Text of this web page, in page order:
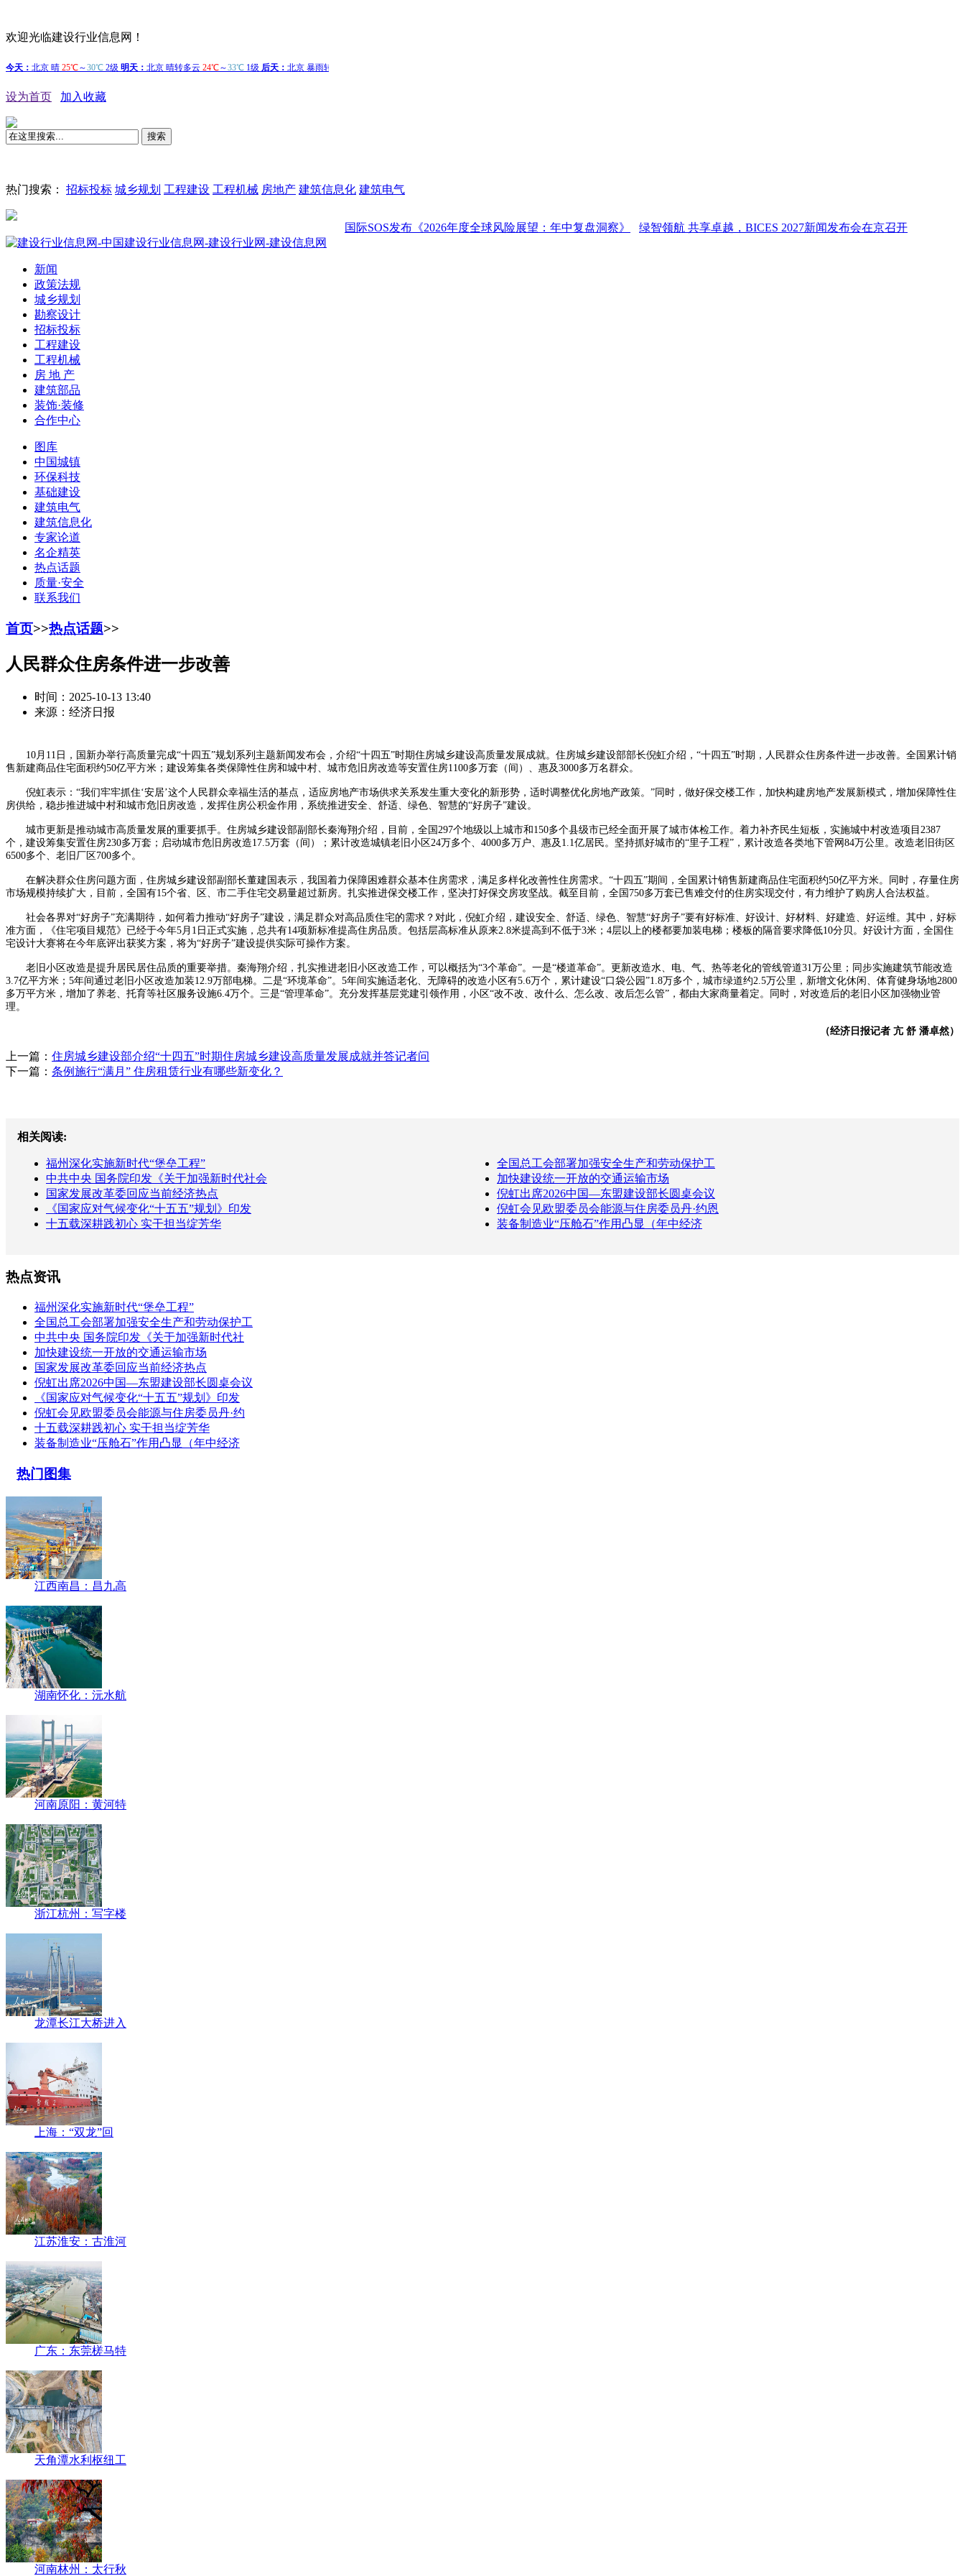
欢迎光临建设行业信息网！
设为首页 加入收藏
搜索
热门搜索： 招标投标 城乡规划 工程建设 工程机械 房地产 建筑信息化 建筑电气
国际SOS发布《2026年度全球风险展望：年中复盘洞察》 绿智领航 共享卓越，BICES 2027新闻发布会在京召开
新闻
政策法规
城乡规划
勘察设计
招标投标
工程建设
工程机械
房 地 产
建筑部品
装饰·装修
合作中心
图库
中国城镇
环保科技
基础建设
建筑电气
建筑信息化
专家论道
名企精英
热点话题
质量·安全
联系我们
首页>>热点话题>>
人民群众住房条件进一步改善
时间：2025-10-13 13:40
来源：经济日报
10月11日，国新办举行高质量完成“十四五”规划系列主题新闻发布会，介绍“十四五”时期住房城乡建设高质量发展成就。住房城乡建设部部长倪虹介绍，“十四五”时期，人民群众住房条件进一步改善。全国累计销
售新建商品住宅面积约50亿平方米；建设筹集各类保障性住房和城中村、城市危旧房改造等安置住房1100多万套（间）、惠及3000多万名群众。
倪虹表示：“我们牢牢抓住‘安居’这个人民群众幸福生活的基点，适应房地产市场供求关系发生重大变化的新形势，适时调整优化房地产政策。”同时，做好保交楼工作，加快构建房地产发展新模式，增加保障性住
房供给，稳步推进城中村和城市危旧房改造，发挥住房公积金作用，系统推进安全、舒适、绿色、智慧的“好房子”建设。
城市更新是推动城市高质量发展的重要抓手。住房城乡建设部副部长秦海翔介绍，目前，全国297个地级以上城市和150多个县级市已经全面开展了城市体检工作。着力补齐民生短板，实施城中村改造项目2387
个，建设筹集安置住房230多万套；启动城市危旧房改造17.5万套（间）；累计改造城镇老旧小区24万多个、4000多万户、惠及1.1亿居民。坚持抓好城市的“里子工程”，累计改造各类地下管网84万公里。改造老旧街区
6500多个、老旧厂区700多个。
在解决群众住房问题方面，住房城乡建设部副部长董建国表示，我国着力保障困难群众基本住房需求，满足多样化改善性住房需求。“十四五”期间，全国累计销售新建商品住宅面积约50亿平方米。同时，存量住房
市场规模持续扩大，目前，全国有15个省、区、市二手住宅交易量超过新房。扎实推进保交楼工作，坚决打好保交房攻坚战。截至目前，全国750多万套已售难交付的住房实现交付，有力维护了购房人合法权益。
社会各界对“好房子”充满期待，如何着力推动“好房子”建设，满足群众对高品质住宅的需求？对此，倪虹介绍，建设安全、舒适、绿色、智慧“好房子”要有好标准、好设计、好材料、好建造、好运维。其中，好标
准方面，《住宅项目规范》已经于今年5月1日正式实施，总共有14项新标准提高住房品质。包括层高标准从原来2.8米提高到不低于3米；4层以上的楼都要加装电梯；楼板的隔音要求降低10分贝。好设计方面，全国住
宅设计大赛将在今年底评出获奖方案，将为“好房子”建设提供实际可操作方案。
老旧小区改造是提升居民居住品质的重要举措。秦海翔介绍，扎实推进老旧小区改造工作，可以概括为“3个革命”。一是“楼道革命”。更新改造水、电、气、热等老化的管线管道31万公里；同步实施建筑节能改造
3.7亿平方米；5年间通过老旧小区改造加装12.9万部电梯。二是“环境革命”。5年间实施适老化、无障碍的改造小区有5.6万个，累计建设“口袋公园”1.8万多个，城市绿道约2.5万公里，新增文化休闲、体育健身场地2800
多万平方米，增加了养老、托育等社区服务设施6.4万个。三是“管理革命”。充分发挥基层党建引领作用，小区“改不改、改什么、怎么改、改后怎么管”，都由大家商量着定。同时，对改造后的老旧小区加强物业管
理。
（经济日报记者 亢 舒 潘卓然）
上一篇： 住房城乡建设部介绍“十四五”时期住房城乡建设高质量发展成就并答记者问
下一篇： 条例施行“满月” 住房租赁行业有哪些新变化？
相关阅读:
福州深化实施新时代“堡垒工程”
全国总工会部署加强安全生产和劳动保护工
中共中央 国务院印发《关于加强新时代社会
加快建设统一开放的交通运输市场
国家发展改革委回应当前经济热点
倪虹出席2026中国—东盟建设部长圆桌会议
《国家应对气候变化“十五五”规划》印发
倪虹会见欧盟委员会能源与住房委员丹·约恩
十五载深耕践初心 实干担当绽芳华
装备制造业“压舱石”作用凸显（年中经济
热点资讯
福州深化实施新时代“堡垒工程”
全国总工会部署加强安全生产和劳动保护工
中共中央 国务院印发《关于加强新时代社
加快建设统一开放的交通运输市场
国家发展改革委回应当前经济热点
倪虹出席2026中国—东盟建设部长圆桌会议
《国家应对气候变化“十五五”规划》印发
倪虹会见欧盟委员会能源与住房委员丹·约
十五载深耕践初心 实干担当绽芳华
装备制造业“压舱石”作用凸显（年中经济
热门图集
江西南昌：昌九高
湖南怀化：沅水航
河南原阳：黄河特
浙江杭州：写字楼
龙潭长江大桥进入
上海：“双龙”回
江苏淮安：古淮河
广东：东莞槎马特
天角潭水利枢纽工
河南林州：太行秋